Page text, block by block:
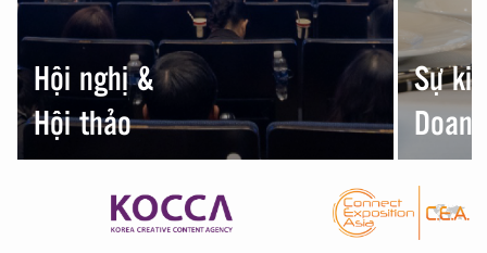
Hội nghị &
Hội thảo
Sự